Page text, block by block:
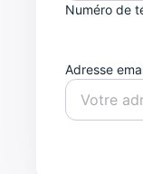
Numéro de
Adresse